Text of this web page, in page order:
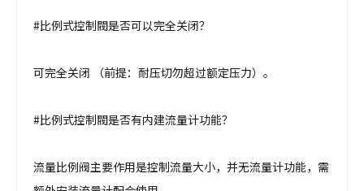
#比例式控制閥是否可以完全关闭？
可完全关闭 （前提：耐压切勿超过额定压力）。
#比例式控制閥是否有内建流量计功能？
流量比例阀主要作用是控制流量大小，并无流量计功能，需